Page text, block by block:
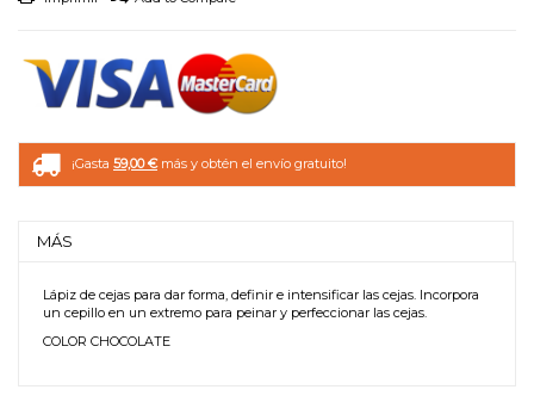
¡Gasta 59,00 €más y obtén el envío gratuito!
MÁS
Lápiz de cejas para dar forma, definir e intensificar las cejas. Incorpora
un cepillo en un extremo para peinar y perfeccionar las cejas.
COLOR CHOCOLATE